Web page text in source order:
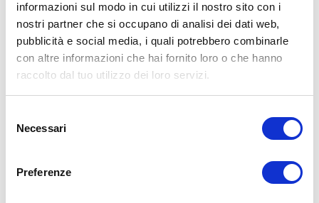
informazioni sul modo in cui utilizzi il nostro sito con i
nostri partner che si occupano di analisi dei dati web,
pubblicità e social media, i quali potrebbero combinarle
con altre informazioni che hai fornito loro o che hanno
raccolto dal tuo utilizzo dei loro servizi.
delNecessari
Preferenze
15WORKOUT SCARICA ORA